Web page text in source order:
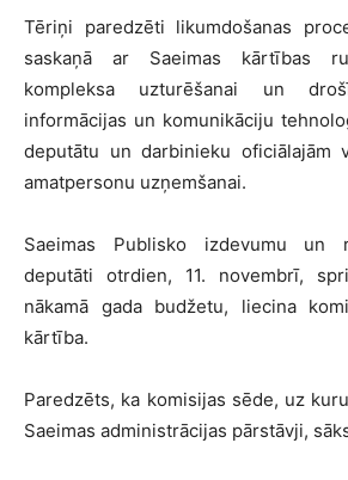
Tēriņi paredzēti likumdošanas
saskaņā ar Saeimas kārtības
kompleksa uzturēšanai un
informācijas un komunikāciju
deputātu un darbinieku oficiālajām
amatpersonu uzņemšanai.
Saeimas Publisko izdevumu un
deputāti otrdien, 11. novembrī,
nākamā gada budžetu, liecina
kārtība.
Paredzēts, ka komisijas sēde, uz
Saeimas administrācijas pārstāvji,